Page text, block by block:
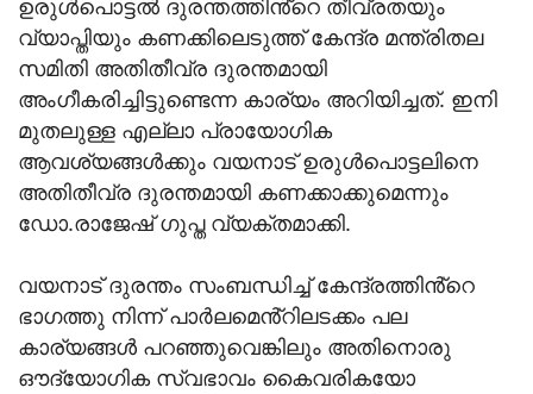
ഉരുൾപൊട്ടൽ ദുരന്തത്തിൻ്റെ തീവ്രതയും
വ്യാപ്തിയും കണക്കിലെടുത്ത് കേന്ദ്ര മന്ത്രിതല
സമിതി അതിതീവ്ര ദുരന്തമായി
അംഗീകരിച്ചിട്ടുണ്ടെന്ന കാര്യം അറിയിച്ചത്. ഇനി
മുതലുള്ള എല്ലാ പ്രായോഗിക
ആവശ്യങ്ങൾക്കും വയനാട് ഉരുൾപൊട്ടലിനെ
അതിതീവ്ര ദുരന്തമായി കണക്കാക്കുമെന്നും
‍‍ഡോ.രാജേഷ് ഗുപ്ത വ്യക്തമാക്കി.
വയനാട് ദുരന്തം സംബന്ധിച്ച് കേന്ദ്രത്തിൻ്റെ
ഭാഗത്തു നിന്ന് പാർലമെൻ്റിലടക്കം പല
കാര്യങ്ങൾ പറഞ്ഞുവെങ്കിലും അതിനൊരു
ഔദ്യോഗിക സ്വഭാവം കൈവരികയോ